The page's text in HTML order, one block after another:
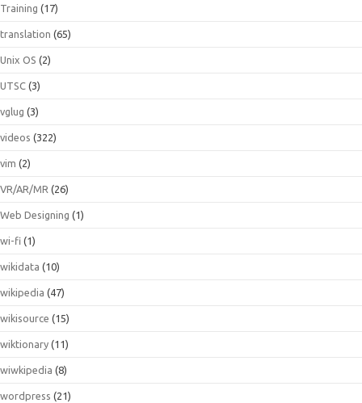
Training (17)
translation (65)
Unix OS (2)
UTSC (3)
vglug (3)
videos (322)
vim (2)
VR/AR/MR (26)
Web Designing (1)
wi-fi (1)
wikidata (10)
wikipedia (47)
wikisource (15)
wiktionary (11)
wiwkipedia (8)
wordpress (21)